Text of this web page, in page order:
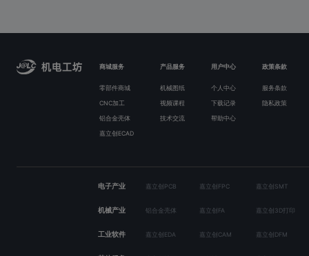
商城服务 产品服务 用户中心 政策条款
零部件商城 机械图纸 个人中心 服务条款
CNC加工 视频课程 下载记录 隐私政策
铝合金壳体 技术交流 帮助中心
嘉立创ECAD
电子产业 嘉立创PCB 嘉立创FPC 嘉立创SMT
机械产业 铝合金壳体 嘉立创FA 嘉立创3D打印
工业软件 嘉立创EDA 嘉立创CAM 嘉立创DFM